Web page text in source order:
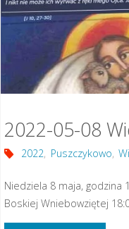
2022-05-08
2022, Puszczykowo,
Niedziela 8 maja, godzina
Boskiej Wniebowziętej